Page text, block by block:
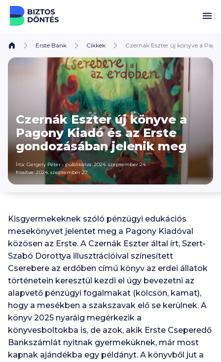
Ugrás a tartalomhoz
Erste Bank Cikkek Czernák Eszter új könyve a
Czernák Eszter új könyve a
Pagony Kiadó és az Erste
gondozásában jelenik meg
Írta: Gergely Péter•publikálva: 2024. szeptember 24.•
frissítve: 2024. szeptember 27.
Kisgyermekeknek szóló pénzügyi edukációs
mesekönyvet jelentet meg a Pagony Kiadóval
közösen az Erste. A Czernák Eszter által írt, Szert-
Szabó Dorottya illusztrációival színesített
Cserebere az erdőben című könyv az erdei állatok
történetein keresztül kezdi el úgy bevezetni az
alapvető pénzügyi fogalmakat (kölcsön, kamat),
hogy a mesékben a szakszavak elő se kerülnek. A
könyv 2025 nyaráig megérkezik a
könyvesboltokba is, de azok, akik Erste Cseperedő
Bankszámlát nyitnak gyermeküknek, már most
kapnak ajándékba egy példányt. A könyvből jut a